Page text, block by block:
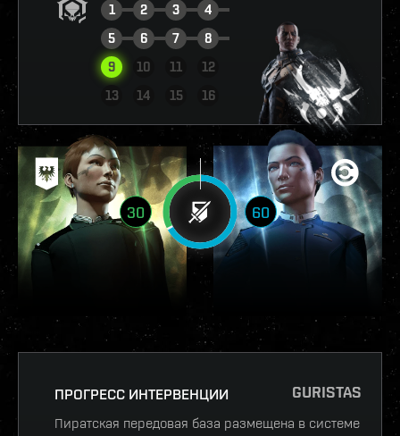
1
2 3
4
5
6 7
8
9
10 11
12
13
14 15 16
ПОСМОТРЕТЬ ОТЧЁТ
30 60
ПРОГРЕСС ИНТЕРВЕНЦИИ
Пиратская передовая база размещена в системе
GURISTAS